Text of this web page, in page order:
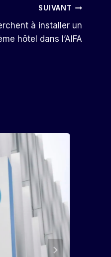
SUIVANT
à installer un
hôtel dans l’AIFA